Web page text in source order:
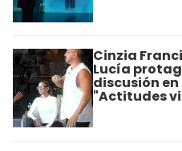
Cinzia
Lucía
discusión
"Actitudes